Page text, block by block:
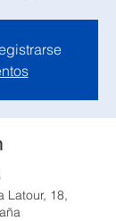
Latour, 18,